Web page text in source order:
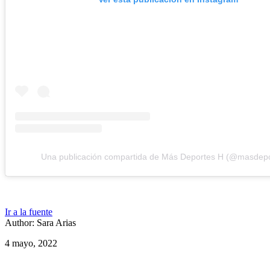
Una publicación compartida de Más Deportes H
Ir a la fuente
Author: Sara Arias
4 mayo, 2022